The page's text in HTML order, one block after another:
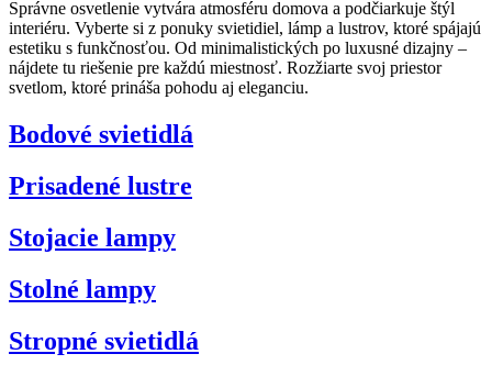
Správne osvetlenie vytvára atmosféru domova a podčiarkuje štýl
interiéru. Vyberte si z ponuky svietidiel, lámp a lustrov, ktoré spájajú
estetiku s funkčnosťou. Od minimalistických po luxusné dizajny –
nájdete tu riešenie pre každú miestnosť. Rozžiarte svoj priestor
svetlom, ktoré prináša pohodu aj eleganciu.
Bodové svietidlá
Prisadené lustre
Stojacie lampy
Stolné lampy
Stropné svietidlá